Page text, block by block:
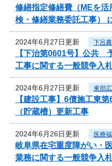
修繕指定修繕費（MEを
検・修繕業務委託工事）
2024年6月27日更新 下呂
【下治第0601号】公共
工事に関する一般競争入
2024年6月27日更新 東部
【建設工事】6債施工東
（貯蔵槽）更新工事
2024年6月26日更新 医療
岐阜県在宅重度障がい・
業務に関する一般競争入